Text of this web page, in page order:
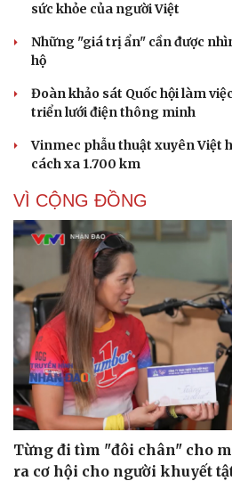
sức khỏe của người Việt
Những "giá trị ẩn" cần được
hộ
Đoàn khảo sát Quốc hội làm
triển lưới điện thông minh
Vinmec phẫu thuật xuyên Việt
cách xa 1.700 km
VÌ CỘNG ĐỒNG
Từng đi tìm "đôi chân" cho
ra cơ hội cho người khuyết